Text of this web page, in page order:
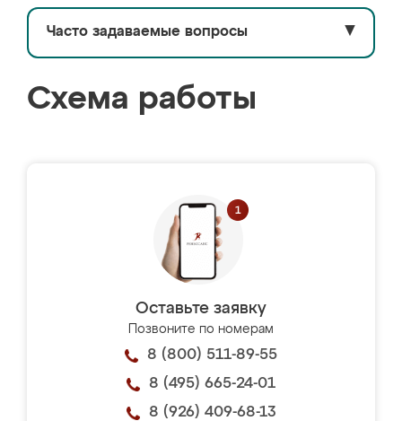
Часто задаваемые вопросы ▼
Схема работы
Оставьте заявку
Позвоните по номерам
8 (800) 511-89-55
8 (495) 665-24-01
8 (926) 409-68-13